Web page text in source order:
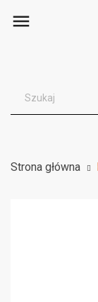

Strona główna